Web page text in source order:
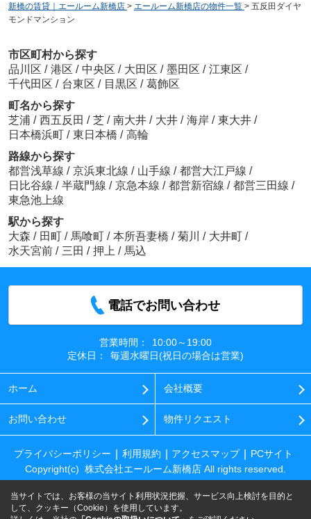
新橋の賃貸｜エールーム新橋店 > エールーム新橋店の物件一覧 > 五反田ダイヤ
モンドマンション
市区町村から探す
品川区 / 港区 / 中央区 / 大田区 / 墨田区 / 江東区 /
千代田区 / 台東区 / 目黒区 / 葛飾区
町名から探す
芝浦 / 西五反田 / 芝 / 南大井 / 大井 / 海岸 / 東大井 /
日本橋浜町 / 東日本橋 / 高輪
路線から探す
都営浅草線 / 京浜東北線 / 山手線 / 都営大江戸線 /
日比谷線 / 半蔵門線 / 京急本線 / 都営新宿線 / 都営三田線 /
東急池上線
駅から探す
大森 / 田町 / 馬喰町 / 本所吾妻橋 / 菊川 / 大井町 /
水天宮前 / 三田 / 押上 / 馬込
電話でお問い合わせ
営業時間：
10:00～19:00
定休日：
毎週水曜日(祝日の場合は営業)
ホーム 会社概要
お問い合わせ 物件リクエスト
プライバシーポリシー 利用規約 アクセスマップ
PCサイト
Copyright(c) 株式会社エールーム新橋店 All rights reserved.
当サイトでは、お客様の当サイト利用状況把握、サービス向上検討を目的と
して、クッキー（Cookie）を使用しています。